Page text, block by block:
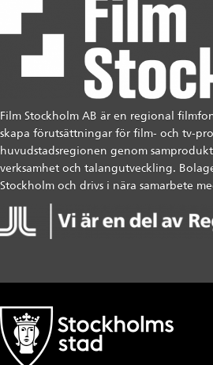
Film Stockholm AB är en regional
skapa förutsättningar för film- och tv-
huvudstadsregionen genom
verksamhet och talangutveckling.
Stockholm och drivs i nära samarbete